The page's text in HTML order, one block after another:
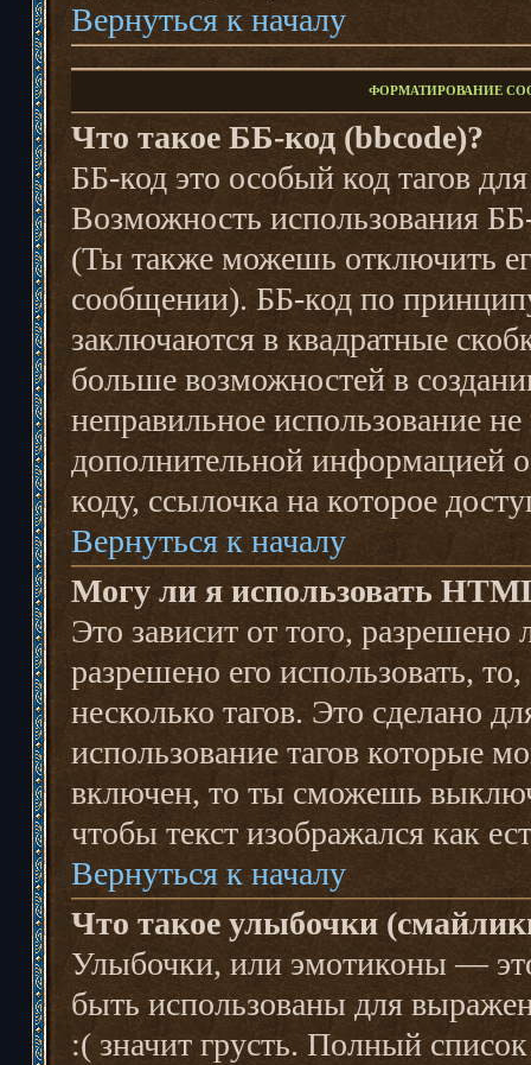
Вернуться к началу
ФОРМАТИРОВАНИЕ
Что такое ББ-код (bbcode)?
ББ-код это особый код тагов
Возможность использования
(Ты также можешь отключить
сообщении). ББ-код по
заключаются в квадратные
больше возможностей в
неправильное использование
дополнительной информацией
коду, ссылочка на которое
Вернуться к началу
Могу ли я использовать
Это зависит от того,
разрешено его использовать,
несколько тагов. Это сделано
использование тагов которые
включен, то ты сможешь
чтобы текст изображался как
Вернуться к началу
Что такое улыбочки
Улыбочки, или эмотиконы —
быть использованы для
:( значит грусть. Полный